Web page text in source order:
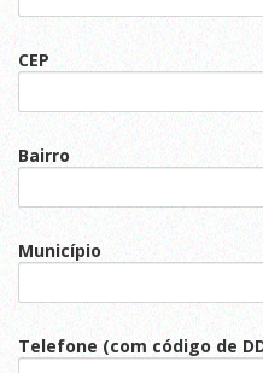
CEP
Bairro
Município
Telefone (com código de